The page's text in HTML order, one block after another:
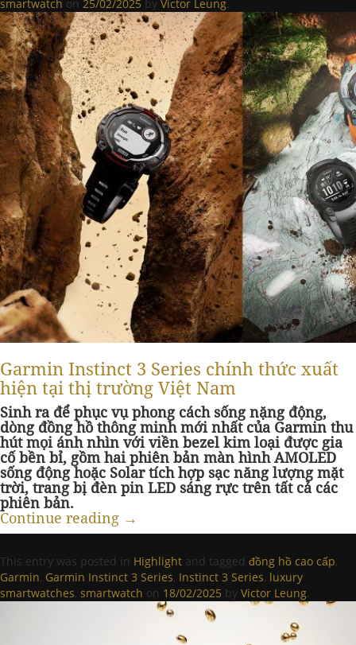
smartwatch on 25/02/2025 by Victor Leung.
Garmin Instinct 3 Series chính thức xuất
hiện tại thị trường Việt Nam
Sinh ra để phục vụ phong cách sống nặng động,
dòng đồng hồ thông minh mới nhất của Garmin thu
hút mọi ánh nhìn với viền bezel kim loại được gia
cố bền bỉ, gồm hai phiên bản màn hình AMOLED
sống động hoặc Solar tích hợp sạc năng lượng mặt
trời, trang bị đèn pin LED sáng rực trên tất cả các
phiên bản.
Continue reading →
This entry was posted in Highlight and tagged đồng hồ cao cấp,
Garmin, Garmin Instinct 3 Series, Instinct 3 Series, luxury
smartwatches, smartwatch on 18/02/2025 by Victor Leung.